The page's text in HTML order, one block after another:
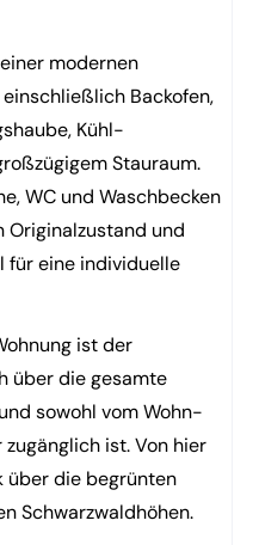
modernen
Backofen,
Kühl-
Stauraum.
WC und Waschbecken
und
für eine individuelle
ist der
über die gesamte
sowohl vom Wohn-
ist. Von hier
über die begrünten
Schwarzwaldhöhen.